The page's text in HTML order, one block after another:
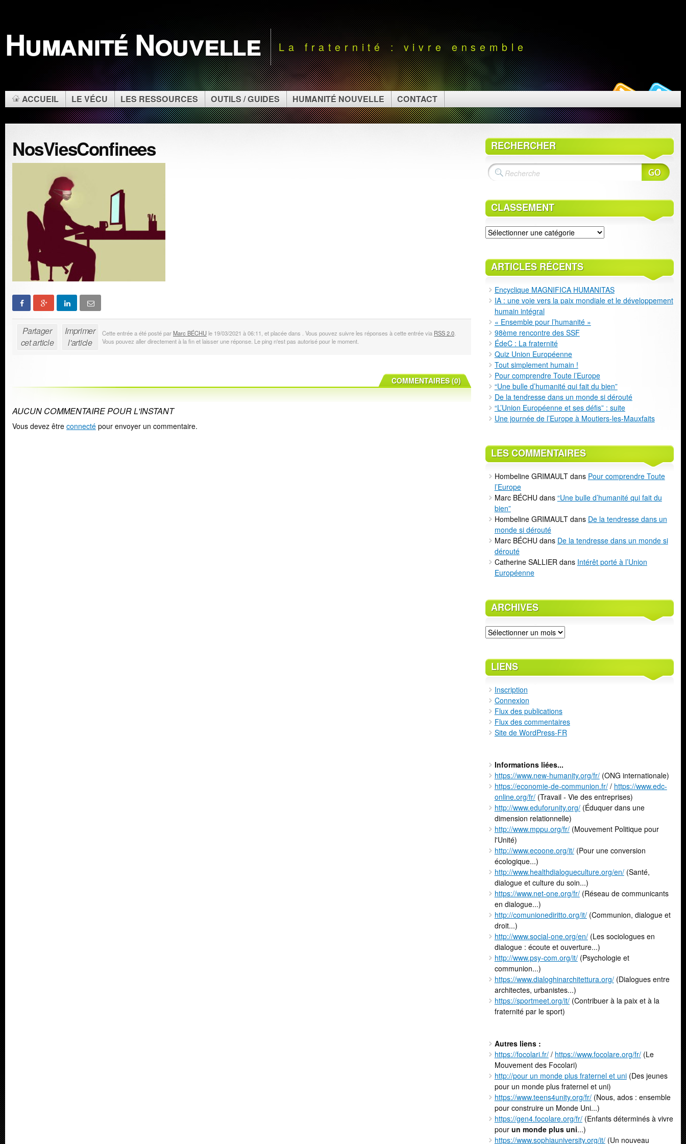
Humanité Nouvelle La fraternité : vivre ensemble
ACCUEIL LE VÉCU LES RESSOURCES OUTILS / GUIDES HUMANITÉ NOUVELLE CONTACT
NosViesConfinees
Partager
cet article
Imprimer
l'article
Cette entrée a été posté parMarc BÉCHU le 19/03/2021 à 06:11, et placée dans . Vous pouvez suivre les réponses à cette entrée via RSS 2.0.
Vous pouvez aller directement à la fin et laisser une réponse. Le ping n'est pas autorisé pour le moment.
COMMENTAIRES (0)
AUCUN COMMENTAIRE POUR L'INSTANT
Vous devez être connecté pour envoyer un commentaire.
RECHERCHER
CLASSEMENT
Classement
ARTICLES RÉCENTS
Encyclique MAGNIFICA HUMANITAS
IA : une voie vers la paix mondiale et le développement
humain intégral
« Ensemble pour l’humanité »
98ème rencontre des SSF
ÉdeC : La fraternité
Quiz Union Européenne
Tout simplement humain !
Pour comprendre Toute l’Europe
“Une bulle d’humanité qui fait du bien”
De la tendresse dans un monde si dérouté
“L’Union Européenne et ses défis” : suite
Une journée de l’Europe à Moutiers-les-Mauxfaits
LES COMMENTAIRES
Hombeline GRIMAULTdans Pour comprendre Toute
l’Europe
Marc BÉCHU dans “Une bulle d’humanité qui fait du
bien”
Hombeline GRIMAULTdans De la tendresse dans un
monde si dérouté
Marc BÉCHU dans De la tendresse dans un monde si
dérouté
Catherine SALLIER dans Intérêt porté à l’Union
Européenne
ARCHIVES
Archives
LIENS
Inscription
Connexion
Flux des publications
Flux des commentaires
Site de WordPress-FR
Informations liées...
https://www.new-humanity.org/fr/(ONG internationale)
https://economie-de-communion.fr// https://www.edc-
online.org/fr/(Travail - Vie des entreprises)
http://www.eduforunity.org/(Éduquer dans une
dimension relationnelle)
http://www.mppu.org/fr/(Mouvement Politique pour
l'Unité)
http://www.ecoone.org/it/(Pour une conversion
écologique...)
http://www.healthdialogueculture.org/en/(Santé,
dialogue et culture du soin...)
https://www.net-one.org/fr/(Réseau de communicants
en dialogue...)
http://comunionediritto.org/it/(Communion, dialogue et
droit...)
http://www.social-one.org/en/(Les sociologues en
dialogue : écoute et ouverture...)
http://www.psy-com.org/it/(Psychologie et
communion...)
https://www.dialoghinarchitettura.org/(Dialogues entre
architectes, urbanistes...)
https://sportmeet.org/it/(Contribuer à la paix et à la
fraternité par le sport)
Autres liens :
https://focolari.fr// https://www.focolare.org/fr/(Le
Mouvement des Focolari)
http://pour un monde plus fraternel et uni(Des jeunes
pour un monde plus fraternel et uni)
https://www.teens4unity.org/fr/(Nous, ados : ensemble
pour construire un Monde Uni...)
https://gen4.focolare.org/fr/(Enfants déterminés à vivre
pour un monde plus uni...)
https://www.sophiauniversity.org/it/(Un nouveau